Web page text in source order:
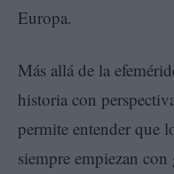
Europa.
Más allá de la
historia con
permite entender que
siempre empiezan con